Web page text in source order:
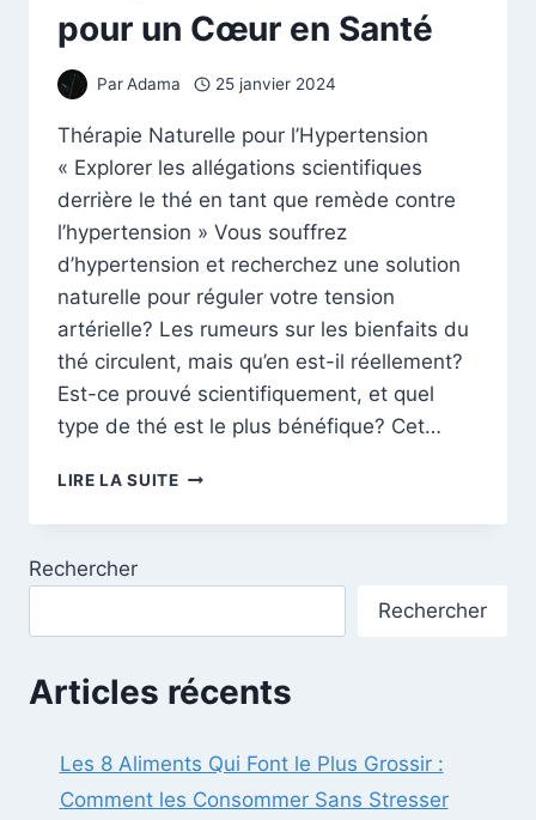
pour un Cœur en Santé
ParAdama 25 janvier 2024
Thérapie Naturelle pour l’Hypertension
« Explorer les allégations scientifiques
derrière le thé en tant que remède contre
l’hypertension » Vous souffrez
d’hypertension et recherchez une solution
naturelle pour réguler votre tension
artérielle? Les rumeurs sur les bienfaits du
thé circulent, mais qu’en est-il réellement?
Est-ce prouvé scientifiquement, et quel
type de thé est le plus bénéfique? Cet…
LIRE LA SUITETHÉ
HYPERTENSION
UN
CŒUR
Rechercher
Rechercher
Articles récents
Les 8 Aliments Qui Font le Plus Grossir :
Comment les Consommer Sans Stresser